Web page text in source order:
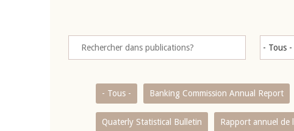
- Tous - Banking Commission Annual Report
Quaterly Statistical Bulletin Rapport annuel de